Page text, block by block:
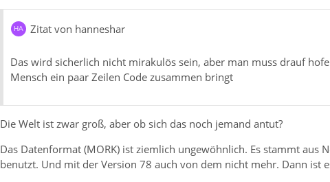
Zitat von hanneshar
Das wird sicherlich nicht mirakulös sein, aber man muss drauf
Mensch ein paar Zeilen Code zusammen bringt
Die Welt ist zwar groß, aber ob sich das noch jemand antut?
Das Datenformat (MORK) ist ziemlich ungewöhnlich. Es stammt
benutzt. Und mit der Version 78 auch von dem nicht mehr. Dann ist